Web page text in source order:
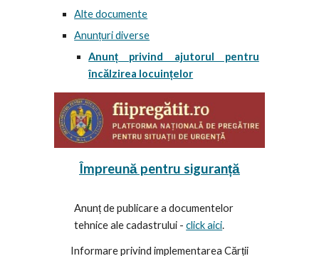
Alte documente
Anunțuri diverse
Anunț privind ajutorul pentru
încălzirea locuințelor
Împreună pentru siguranță
Anunț de publicare a documentelor
tehnice ale cadastrului -click aici.
Informare privind implementarea Cărții